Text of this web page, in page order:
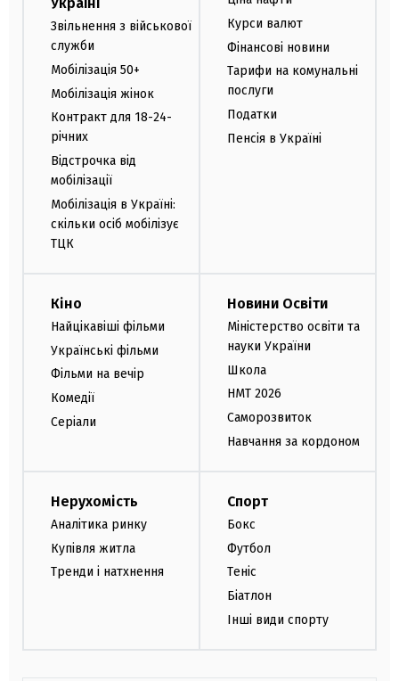
Звільнення з військової
служби
Мобілізація 50+
Мобілізація жінок
Контракт для 18-24-
річних
Відстрочка від
мобілізації
Мобілізація в Україні:
скільки осіб мобілізує
ТЦК
Курси валют
Фінансові новини
Тарифи на комунальні
послуги
Податки
Пенсія в Україні
Кіно
Найцікавіші фільми
Українські фільми
Фільми на вечір
Комедії
Серіали
Новини Освіти
Міністерство освіти та
науки України
Школа
НМТ 2026
Саморозвиток
Навчання за кордоном
Нерухомість
Аналітика ринку
Купівля житла
Тренди і натхнення
Спорт
Бокс
Футбол
Теніс
Біатлон
Інші види спорту